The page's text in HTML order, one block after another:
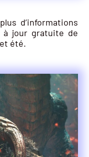
d’informations
à jour gratuite de
été.